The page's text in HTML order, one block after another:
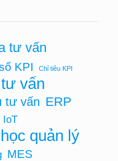
tư vấn
KPI Chỉ tiêu KPI
vấn
tư vấn ERP
IoT
quản lý
MES